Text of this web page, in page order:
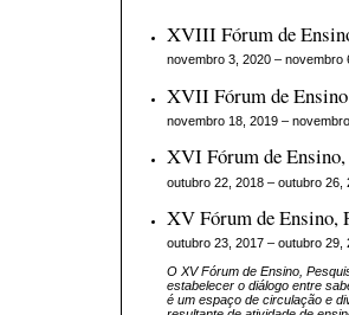
XVIII Fórum de
novembro 3, 2020 – novembro
XVII Fórum de
novembro 18, 2019 –
XVI Fórum de Ensino,
outubro 22, 2018 – outubro 26,
XV Fórum de Ensino,
outubro 23, 2017 – outubro 29,
O XV Fórum de Ensino,
estabelecer o diálogo entre
é um espaço de circulação e